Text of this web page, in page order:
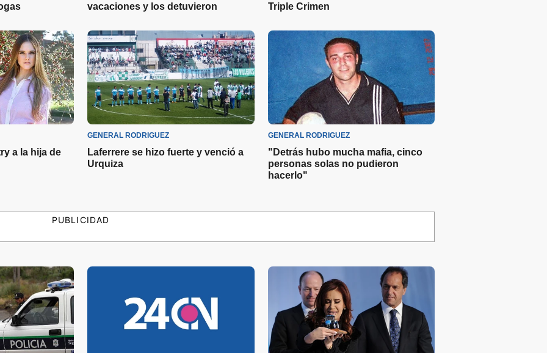
vacaciones y los detuvieron
Triple Crimen
a la hija de
GENERAL RODRIGUEZ
Laferrere se hizo fuerte y venció a
Urquiza
GENERAL RODRIGUEZ
"Detrás hubo mucha mafia, cinco
personas solas no pudieron
hacerlo"
PUBLICIDAD